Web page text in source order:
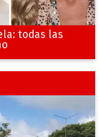
todas las